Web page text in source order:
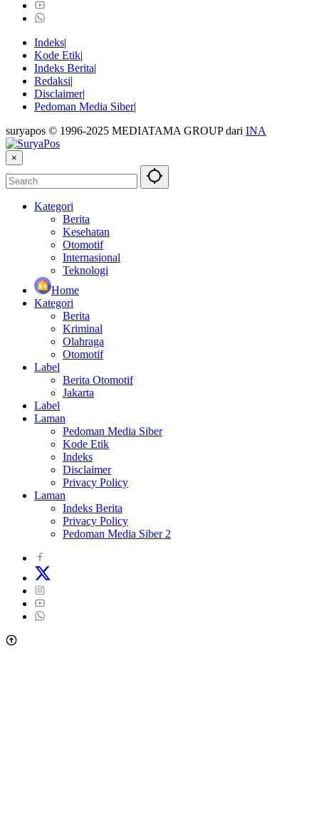
Indeks
Kode Etik
Indeks Berita
Redaksi
Disclaimer
Pedoman Media Siber
suryapos © 1996-2025 MEDIATAMA GROUP dari INA
×
Kategori
Berita
Kesehatan
Otomotif
Internasional
Teknologi
Home
Kategori
Berita
Kriminal
Olahraga
Otomotif
Label
Berita Otomotif
Jakarta
Label
Laman
Pedoman Media Siber
Kode Etik
Indeks
Disclaimer
Privacy Policy
Laman
Indeks Berita
Privacy Policy
Pedoman Media Siber 2